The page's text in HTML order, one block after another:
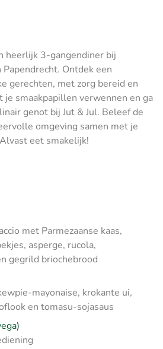
heerlijk 3-gangendiner bij
Papendrecht. Ontdek een
gerechten, met zorg bereid en
je smaakpapillen verwennen en ga
genot bij Jut & Jul. Beleef de
omgeving samen met je
eet smakelijk!
met Parmezaanse kaas,
asperge, rucola,
gegrild briochebrood
mayonaise, krokante ui,
en tomasu-sojasaus